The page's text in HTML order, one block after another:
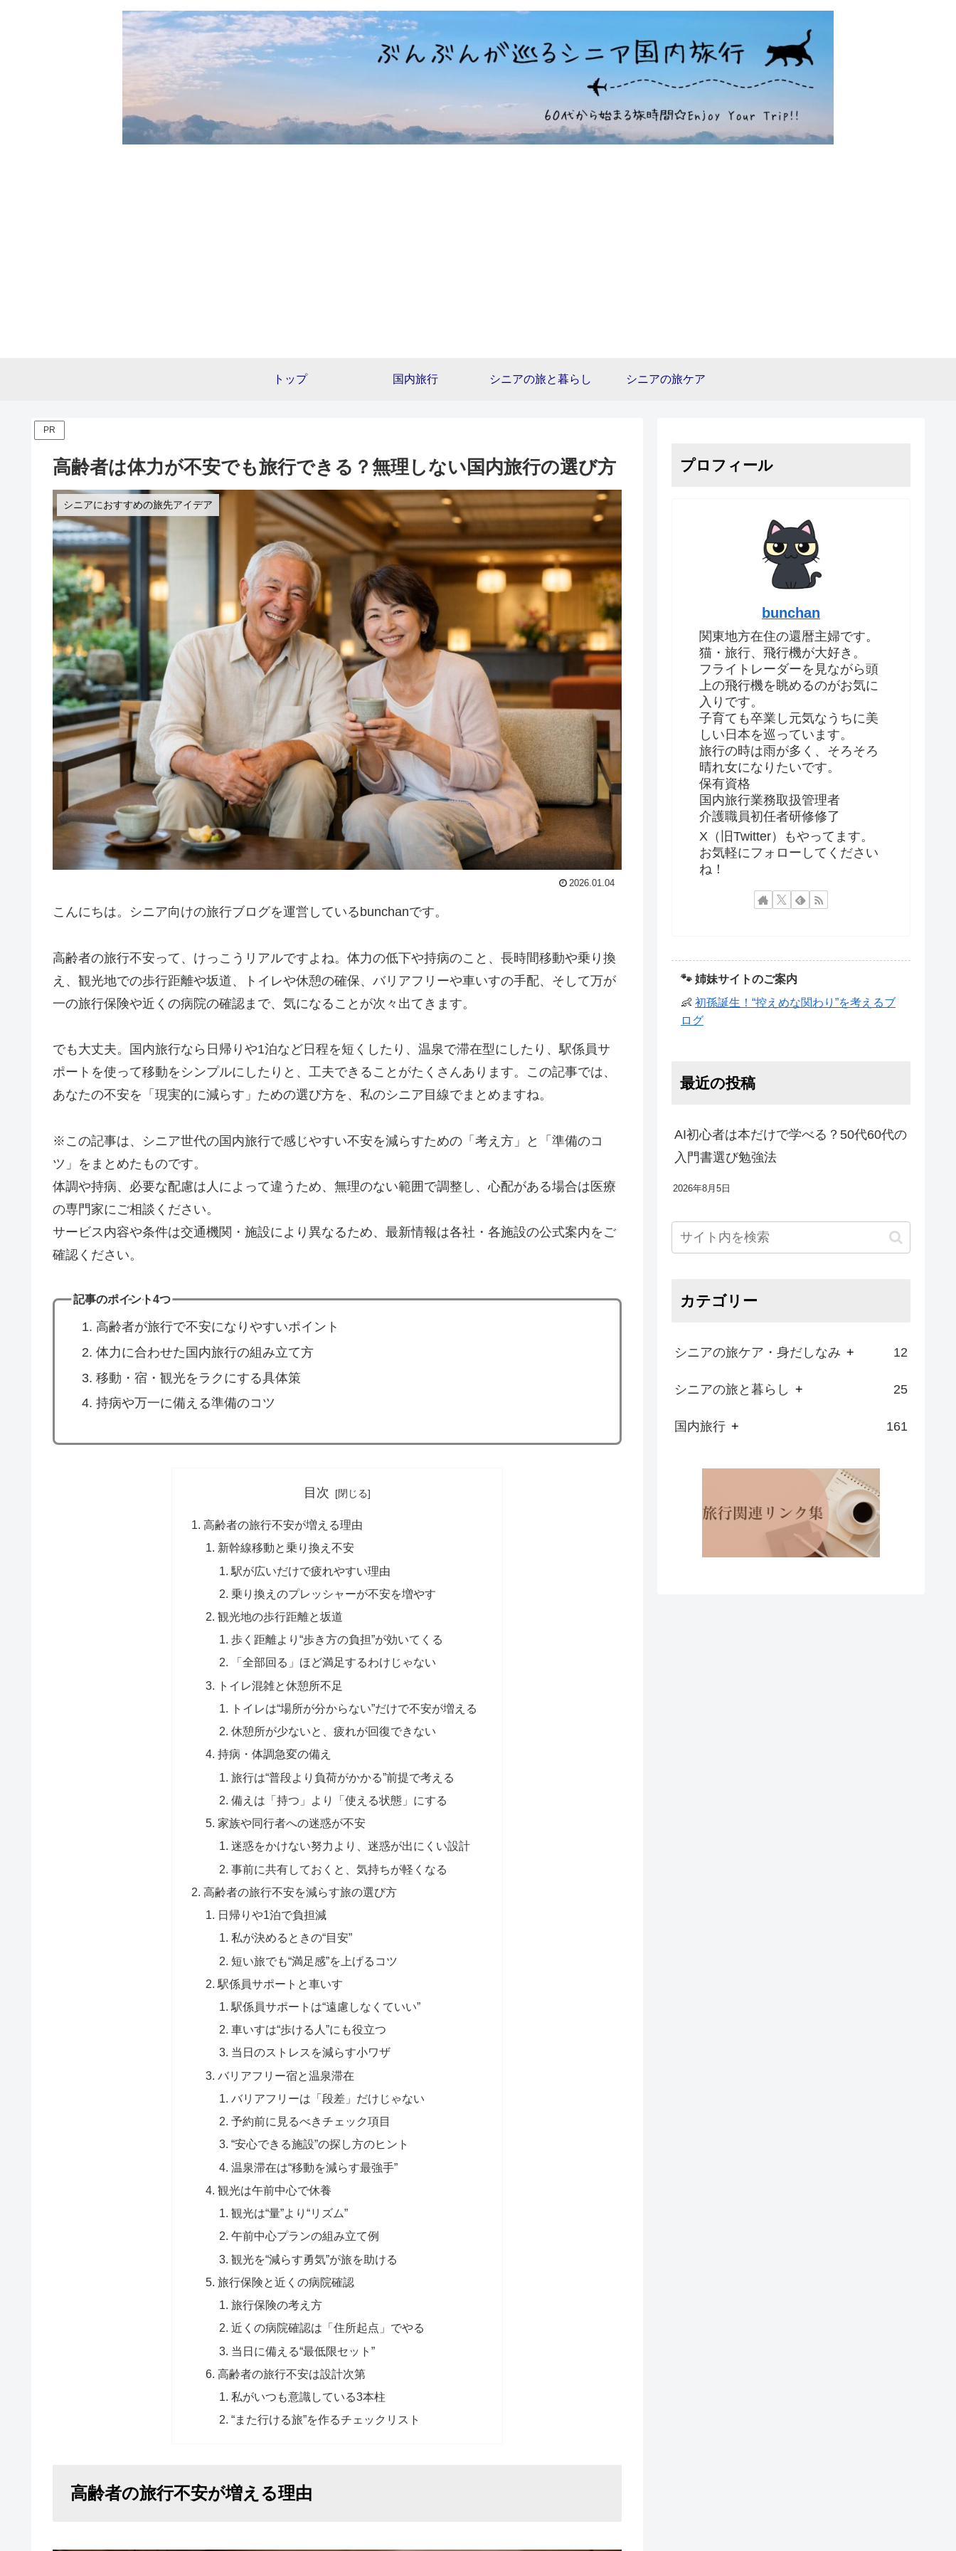
トップ 国内旅行 シニアの旅と暮らし シニアの旅ケア
PR
高齢者は体力が不安でも旅行できる？無理しない国内旅行の選び方
シニアにおすすめの旅先アイデア
2026.01.04
こんにちは。シニア向けの旅行ブログを運営しているbunchanです。
高齢者の旅行不安って、けっこうリアルですよね。体力の低下や持病のこと、長時間移動や乗り換
え、観光地での歩行距離や坂道、トイレや休憩の確保、バリアフリーや車いすの手配、そして万が
一の旅行保険や近くの病院の確認まで、気になることが次々出てきます。
でも大丈夫。国内旅行なら日帰りや1泊など日程を短くしたり、温泉で滞在型にしたり、駅係員サ
ポートを使って移動をシンプルにしたりと、工夫できることがたくさんあります。この記事では、
あなたの不安を「現実的に減らす」ための選び方を、私のシニア目線でまとめますね。
※この記事は、シニア世代の国内旅行で感じやすい不安を減らすための「考え方」と「準備のコ
ツ」をまとめたものです。
体調や持病、必要な配慮は人によって違うため、無理のない範囲で調整し、心配がある場合は医療
の専門家にご相談ください。
サービス内容や条件は交通機関・施設により異なるため、最新情報は各社・各施設の公式案内をご
確認ください。
記事のポイント4つ
高齢者が旅行で不安になりやすいポイント
体力に合わせた国内旅行の組み立て方
移動・宿・観光をラクにする具体策
持病や万一に備える準備のコツ
目次
高齢者の旅行不安が増える理由
新幹線移動と乗り換え不安
駅が広いだけで疲れやすい理由
乗り換えのプレッシャーが不安を増やす
観光地の歩行距離と坂道
歩く距離より“歩き方の負担”が効いてくる
「全部回る」ほど満足するわけじゃない
トイレ混雑と休憩所不足
トイレは“場所が分からない”だけで不安が増える
休憩所が少ないと、疲れが回復できない
持病・体調急変の備え
旅行は“普段より負荷がかかる”前提で考える
備えは「持つ」より「使える状態」にする
家族や同行者への迷惑が不安
迷惑をかけない努力より、迷惑が出にくい設計
事前に共有しておくと、気持ちが軽くなる
高齢者の旅行不安を減らす旅の選び方
日帰りや1泊で負担減
私が決めるときの“目安”
短い旅でも“満足感”を上げるコツ
駅係員サポートと車いす
駅係員サポートは“遠慮しなくていい”
車いすは“歩ける人”にも役立つ
当日のストレスを減らす小ワザ
バリアフリー宿と温泉滞在
バリアフリーは「段差」だけじゃない
予約前に見るべきチェック項目
“安心できる施設”の探し方のヒント
温泉滞在は“移動を減らす最強手”
観光は午前中心で休養
観光は“量”より“リズム”
午前中心プランの組み立て例
観光を“減らす勇気”が旅を助ける
旅行保険と近くの病院確認
旅行保険の考え方
近くの病院確認は「住所起点」でやる
当日に備える“最低限セット”
高齢者の旅行不安は設計次第
私がいつも意識している3本柱
“また行ける旅”を作るチェックリスト
高齢者の旅行不安が増える理由
プロフィール
bunchan
関東地方在住の還暦主婦です。
猫・旅行、飛行機が大好き。
フライトレーダーを見ながら頭
上の飛行機を眺めるのがお気に
入りです。
子育ても卒業し元気なうちに美
しい日本を巡っています。
旅行の時は雨が多く、そろそろ
晴れ女になりたいです。
保有資格
国内旅行業務取扱管理者
介護職員初任者研修修了
X（旧Twitter）もやってます。
お気軽にフォローしてください
ね！
🐾 姉妹サイトのご案内
👶 初孫誕生！“控えめな関わり”を考えるブ
ログ
最近の投稿
AI初心者は本だけで学べる？50代60代の
入門書選び勉強法
2026年8月5日
カテゴリー
シニアの旅ケア・身だしなみ + 12
シニアの旅と暮らし + 25
国内旅行 + 161